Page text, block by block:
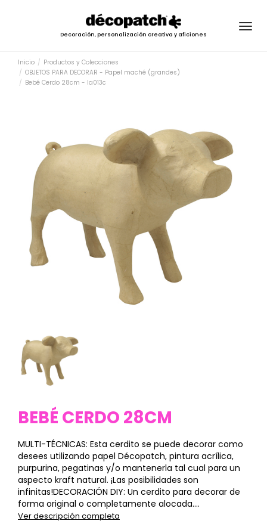
Decoración, personalización creativa y aficiones
Inicio
Productos y Colecciones
OBJETOS PARA DECORAR - Papel maché (grandes)
Bebé Cerdo 28cm - la013c
BEBÉ CERDO 28CM
MULTI-TÉCNICAS: Esta cerdito se puede decorar como
desees utilizando papel Décopatch, pintura acrílica,
purpurina, pegatinas y/o mantenerla tal cual para un
aspecto kraft natural. ¡Las posibilidades son
infinitas!DECORACIÓN DIY: Un cerdito para decorar de
forma original o completamente alocada....
Ver descripción completa